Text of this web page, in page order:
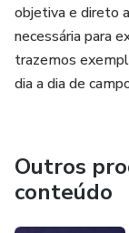
objetiva e direto
necessária para
trazemos
dia a dia de
Outros
conteúdo